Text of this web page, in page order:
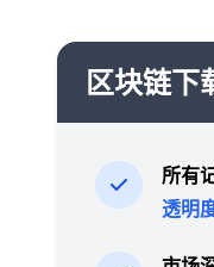
区块链下
所有
透明